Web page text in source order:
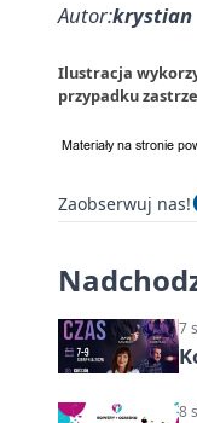
Autor:krystian
Ilustracja
przypadku
Zaobserwuj nas!
7
8